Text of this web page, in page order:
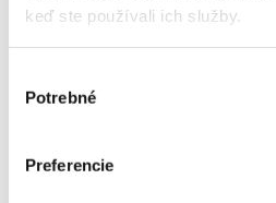
keď ste používali ich služby.
súhlasu
Potrebné
Preferencie
Šaty dámske - Marc Cain
Domov